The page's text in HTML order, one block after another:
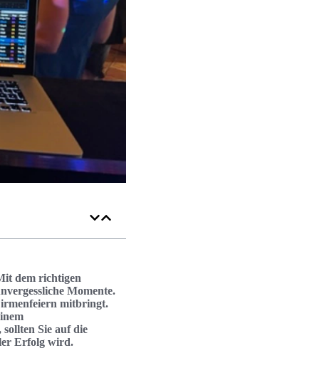
dem richtigen
Momente.
mitbringt.
Sie auf die
Erfolg wird.